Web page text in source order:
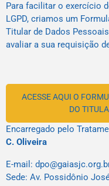
Para facilitar o exercício
LGPD, criamos um
Titular de Dados
avaliar a sua requisição
ACESSE AQUI O
DO
Encarregado pelo
C. Oliveira
E-mail:
Sede: Av. Possidônio